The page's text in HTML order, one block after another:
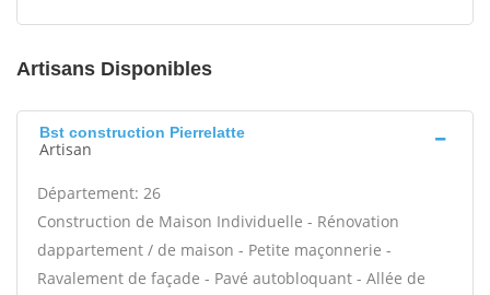
Artisans Disponibles
Bst construction Pierrelatte
Artisan
Département: 26
Construction de Maison Individuelle - Rénovation
dappartement / de maison - Petite maçonnerie -
Ravalement de façade - Pavé autobloquant - Allée de